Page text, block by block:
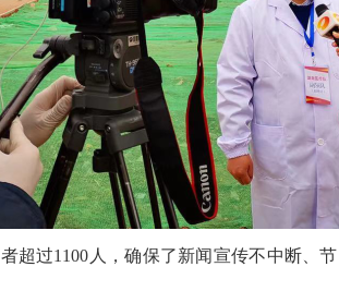
超过1100人，确保了新闻宣传不中断、